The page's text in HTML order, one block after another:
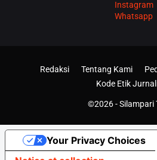
Instagram
Whatsapp
©2026 -Silampari
Redaksi Tentang Kami
Kode Etik
Your Privacy Choices